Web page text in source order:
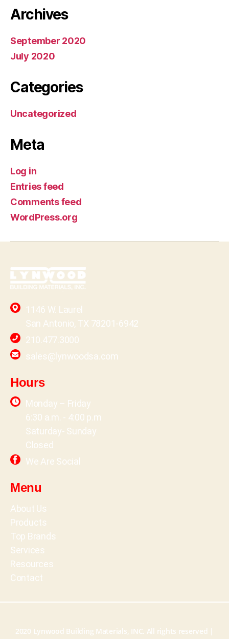
Archives
September 2020
July 2020
Categories
Uncategorized
Meta
Log in
Entries feed
Comments feed
WordPress.org
1146 W. Laurel
San Antonio, TX 78201-6942
210.477.3000
sales@lynwoodsa.com
Hours
Monday – Friday
6:30 a.m. - 4:00 p.m
Saturday- Sunday
Closed
We Are Social
Menu
About Us
Products
Top Brands
Services
Resources
Contact
2020 Lynwood Building Materials, INC. All rights reserved |